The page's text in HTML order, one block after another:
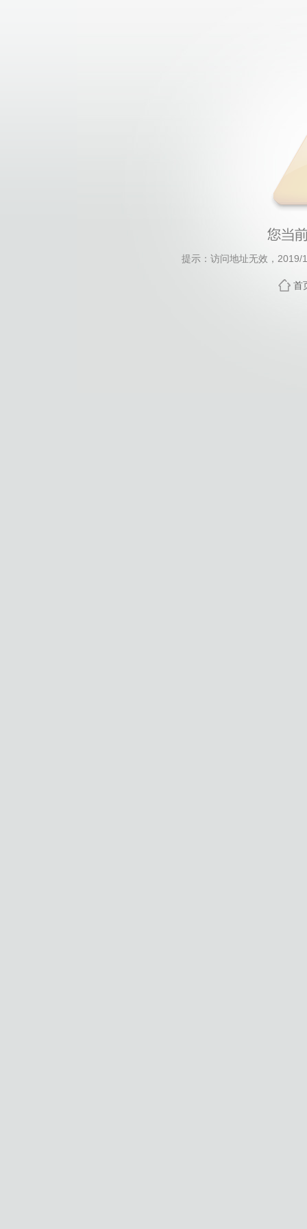
提示：访问地址无效，
首